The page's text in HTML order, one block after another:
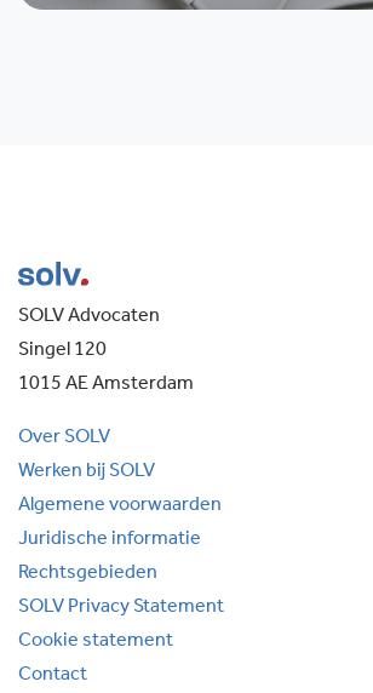
SOLV Advocaten
Singel 120
1015 AE Amsterdam
Over SOLV
Werken bij SOLV
Algemene voorwaarden
Juridische informatie
Rechtsgebieden
SOLV Privacy Statement
Cookie statement
Contact